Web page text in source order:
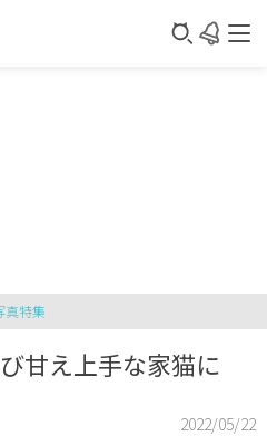
真特集
甘え上手な家猫に
2022/05/22